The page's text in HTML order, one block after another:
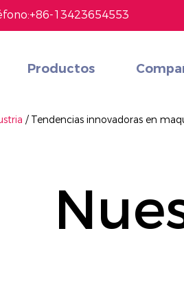
13423654553
Productos
/ Tendencias innovadoras en